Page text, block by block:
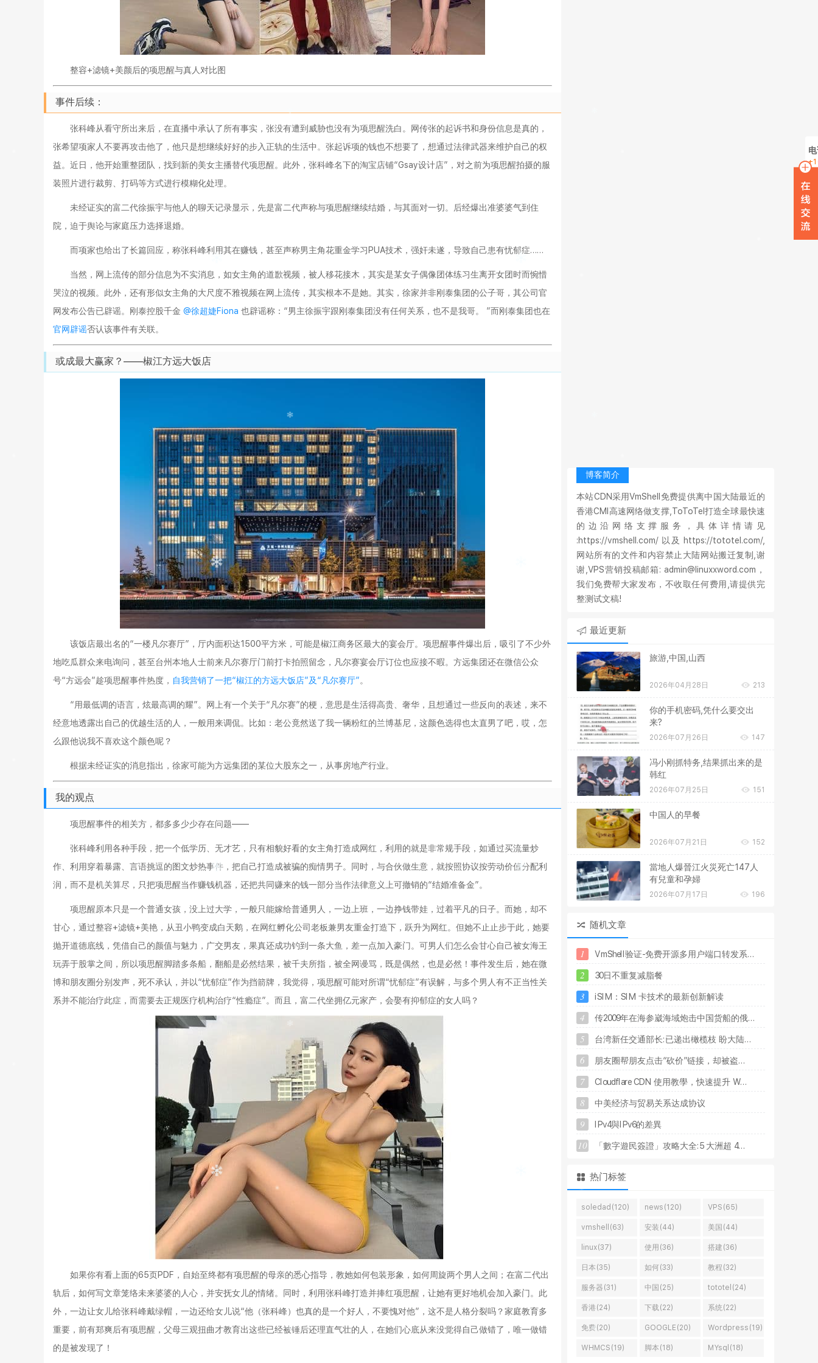
整容+滤镜+美颜后的项思醒与真人对比图
事件后续：
张科峰从看守所出来后，在直播中承认了所有事实，张没有遭到威胁也没有为项思醒洗白。网传张的起诉书和身份信息是真的，
张希望项家人不要再攻击他了，他只是想继续好好的步入正轨的生活中。张起诉项的钱也不想要了，想通过法律武器来维护自己的权
益。近日，他开始重整团队，找到新的美女主播替代项思醒。此外，张科峰名下的淘宝店铺“Gsay设计店”，对之前为项思醒拍摄的服
装照片进行裁剪、打码等方式进行模糊化处理。
未经证实的富二代徐振宇与他人的聊天记录显示，先是富二代声称与项思醒继续结婚，与其面对一切。后经爆出准婆婆气到住
院，迫于舆论与家庭压力选择退婚。
而项家也给出了长篇回应，称张科峰利用其在赚钱，甚至声称男主角花重金学习PUA技术，强奸未遂，导致自己患有忧郁症……
当然，网上流传的部分信息为不实消息，如女主角的道歉视频，被人移花接木，其实是某女子偶像团体练习生离开女团时而惋惜
哭泣的视频。此外，还有形似女主角的大尺度不雅视频在网上流传，其实根本不是她。其实，徐家并非刚泰集团的公子哥，其公司官
网发布公告已辟谣。刚泰控股千金 @徐超婕Fiona 也辟谣称：“男主徐振宇跟刚泰集团没有任何关系，也不是我哥。 ”而刚泰集团也在
官网辟谣否认该事件有关联。
或成最大赢家？——椒江方远大饭店
该饭店最出名的“一楼凡尔赛厅”，厅内面积达1500平方米，可能是椒江商务区最大的宴会厅。项思醒事件爆出后，吸引了不少外
地吃瓜群众来电询问，甚至台州本地人士前来凡尔赛厅门前打卡拍照留念，凡尔赛宴会厅订位也应接不暇。方远集团还在微信公众
号“方远会”趁项思醒事件热度， 自我营销了一把“椒江的方远大饭店”及“凡尔赛厅”。
“用最低调的语言，炫最高调的耀”。网上有一个关于“凡尔赛”的梗，意思是生活得高贵、奢华，且想通过一些反向的表述，来不
经意地透露出自己的优越生活的人，一般用来调侃。比如：老公竟然送了我一辆粉红的兰博基尼，这颜色选得也太直男了吧，哎，怎
么跟他说我不喜欢这个颜色呢？
根据未经证实的消息指出，徐家可能为方远集团的某位大股东之一，从事房地产行业。
我的观点
项思醒事件的相关方，都多多少少存在问题——
张科峰利用各种手段，把一个低学历、无才艺，只有相貌好看的女主角打造成网红，利用的就是非常规手段，如通过买流量炒
作、利用穿着暴露、言语挑逗的图文炒热事件，把自己打造成被骗的痴情男子。同时，与合伙做生意，就按照协议按劳动价值分配利
润，而不是机关算尽，只把项思醒当作赚钱机器，还把共同赚来的钱一部分当作法律意义上可撤销的“结婚准备金”。
项思醒原本只是一个普通女孩，没上过大学，一般只能嫁给普通男人，一边上班，一边挣钱带娃，过着平凡的日子。而她，却不
甘心，通过整容+滤镜+美艳，从丑小鸭变成白天鹅，在网红孵化公司老板兼男友重金打造下，跃升为网红。但她不止止步于此，她要
抛开道德底线，凭借自己的颜值与魅力，广交男友，果真还成功钓到一条大鱼，差一点加入豪门。可男人们怎么会甘心自己被女海王
玩弄于股掌之间，所以项思醒脚踏多条船，翻船是必然结果，被千夫所指，被全网谩骂，既是偶然，也是必然！事件发生后，她在微
博和朋友圈分别发声，死不承认，并以“忧郁症”作为挡箭牌，我觉得，项思醒可能对所谓“忧郁症”有误解，与多个男人有不正当性关
系并不能治疗此症，而需要去正规医疗机构治疗“性瘾症”。而且，富二代坐拥亿元家产，会娶有抑郁症的女人吗？
如果你有看上面的65页PDF，自始至终都有项思醒的母亲的悉心指导，教她如何包装形象，如何周旋两个男人之间；在富二代出
轨后，如何写文章笼络未来婆婆的人心，并安抚女儿的情绪。同时，利用张科峰打造并捧红项思醒，让她有更好地机会加入豪门。此
外，一边让女儿给张科峰戴绿帽，一边还给女儿说“他（张科峰）也真的是一个好人，不要愧对他”，这不是人格分裂吗？家庭教育多
重要，前有郑爽后有项思醒，父母三观扭曲才教育出这些已经被锤后还理直气壮的人，在她们心底从来没觉得自己做错了，唯一做错
的是被发现了！
博客简介
本站CDN采用VmShell免费提供离中国大陆最近的
香港CMI高速网络做支撑,ToToTel打造全球最快速
的边沿网络支撑服务，具体详情请见
:https://vmshell.com/ 以及 https://tototel.com/,
网站所有的文件和内容禁止大陆网站搬迁复制,谢
谢,VPS营销投稿邮箱: admin@linuxxword.com，
我们免费帮大家发布，不收取任何费用,请提供完
整测试文稿!
最近更新
旅游,中国,山西
2026年04月28日 213
你的手机密码,凭什么要交出
来?
2026年07月26日 147
冯小刚抓特务,结果抓出来的是
韩红
2026年07月25日 151
中国人的早餐
2026年07月21日 152
當地人爆晉江火災死亡147人
有兒童和孕婦
2026年07月17日 196
随机文章
1 VmShel 验证-免费开源多用 户端口转发系...
2 30日不重复减脂餐
3 iS M ： S M 卡技术的最新创 新解读
4 传2009年在海参崴海域炮击中 国货船的俄...
5 台湾新任交通部长:已递出橄榄枝 盼大陆...
6 朋友圈帮朋友点击“砍价”链接 ， 却被盗...
7 C oudf areCDN 使用教學 ，快速提升 W...
8 中美经济与贸易关系达成协议
9 Pv4與 Pv6的差異
10 「 數字遊民簽證 」 攻略大全:5 大洲超 4...
热门标签
soledad(120) news(120) VPS(65)
vmshell(63) 安装(44) 美国(44)
linux(37) 使用(36) 搭建(36)
日本(35) 如何(33) 教程(32)
服务器(31) 中国(25) tototel(24)
香港(24) 下载(22) 系统(22)
免费(20) GOOGLE(20) Wordpress(19)
WHMCS(19) 脚本(18) MYsql(18)